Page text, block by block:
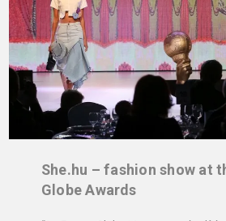
She.hu – fashion show at
Globe Awards